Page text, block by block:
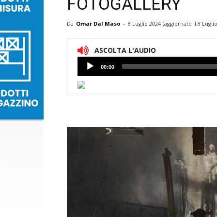
FOTOGALLERY
Da Omar Dal Maso - 8 Luglio 2024 (aggiornato il 8
ASCOLTA L'AUDIO
Lettore
Audio
00:00